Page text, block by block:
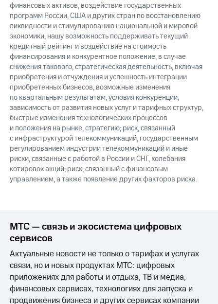
финансовых активов, воздействие государственных
программ России, США и других стран по восстановлению
ликвидности и стимулированию национальной и мировой
экономики, нашу возможность поддерживать текущий
кредитный рейтинг и воздействие на стоимость
финансирования и конкурентное положение, в случае
снижения такового, стратегическая деятельность, включая
приобретения и отчуждения и успешность интеграции
приобретенных бизнесов, возможные изменения
по квартальным результатам, условия конкуренции,
зависимость от развития новых услуг и тарифных структур,
быстрые изменения технологических процессов
и положения на рынке, стратегию; риск, связанный
с инфраструктурой телекоммуникаций, государственным
регулированием индустрии телекоммуникаций и иные
риски, связанные с работой в России и СНГ, колебания
котировок акций; риск, связанный с финансовым
управлением, а также появление других факторов риска.
МТС — связь и экосистема цифровых
сервисов
Актуальные новости не только о тарифах и услугах
связи, но и новых продуктах МТС: цифровых
приложениях для работы и отдыха, ТВ и медиа,
финансовых сервисах, технологиях для запуска и
продвижения бизнеса и других сервисах компании